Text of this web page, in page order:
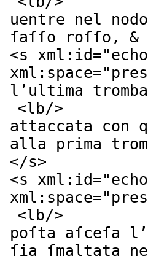
uentre nel
ſaſſo roſſo, &
<s xml:id="
xml:space="
l’ultima
<lb/>
attaccata
alla prima
</s>
<s xml:id="
xml:space="
<lb/>
poſta aſceſa
ſia ſmaltata